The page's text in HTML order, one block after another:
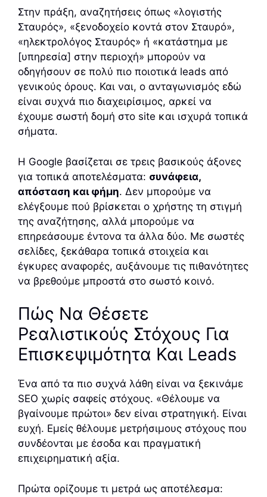
Στην πράξη, αναζητήσεις όπως «λογιστής
Σταυρός», «ξενοδοχείο κοντά στον Σταυρό»,
«ηλεκτρολόγος Σταυρός» ή «κατάστημα με
[υπηρεσία] στην περιοχή» μπορούν να
οδηγήσουν σε πολύ πιο ποιοτικά leads από
γενικούς όρους. Και ναι, ο ανταγωνισμός εδώ
είναι συχνά πιο διαχειρίσιμος, αρκεί να
έχουμε σωστή δομή στο site και ισχυρά τοπικά
σήματα.
Η Google βασίζεται σε τρεις βασικούς άξονες
για τοπικά αποτελέσματα: συνάφεια,
απόσταση και φήμη. Δεν μπορούμε να
ελέγξουμε πού βρίσκεται ο χρήστης τη στιγμή
της αναζήτησης, αλλά μπορούμε να
επηρεάσουμε έντονα τα άλλα δύο. Με σωστές
σελίδες, ξεκάθαρα τοπικά στοιχεία και
έγκυρες αναφορές, αυξάνουμε τις πιθανότητες
να βρεθούμε μπροστά στο σωστό κοινό.
Πώς Να Θέσετε
Ρεαλιστικούς Στόχους Για
Επισκεψιμότητα Και Leads
Ένα από τα πιο συχνά λάθη είναι να ξεκινάμε
SEO χωρίς σαφείς στόχους. «Θέλουμε να
βγαίνουμε πρώτοι» δεν είναι στρατηγική. Είναι
ευχή. Εμείς θέλουμε μετρήσιμους στόχους που
συνδέονται με έσοδα και πραγματική
επιχειρηματική αξία.
Πρώτα ορίζουμε τι μετρά ως αποτέλεσμα: